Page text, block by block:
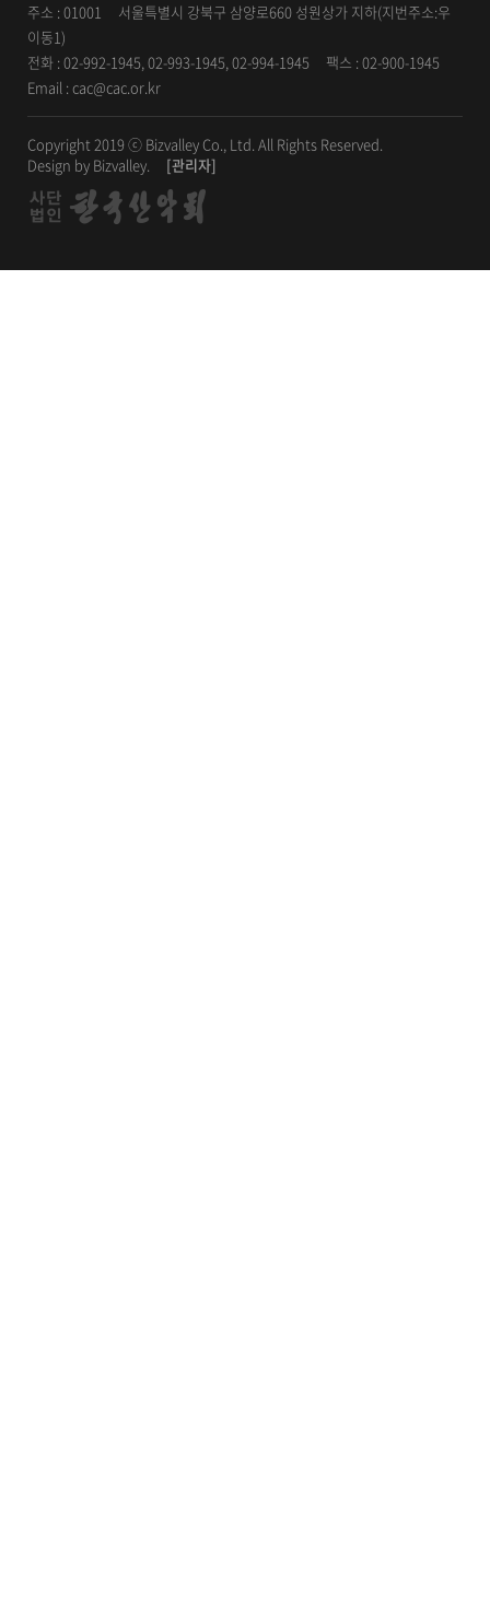
주소 : 01001 서울특별시 강북구 삼양로660 성원상가 지하(지번주소:우
이동1)
전화 : 02-992-1945, 02-993-1945, 02-994-1945 팩스 : 02-900-1945
Email : cac@cac.or.kr
Copyright 2019 ⓒ Bizvalley Co., Ltd. All Rights Reserved.
Design by Bizvalley.
[관리자]